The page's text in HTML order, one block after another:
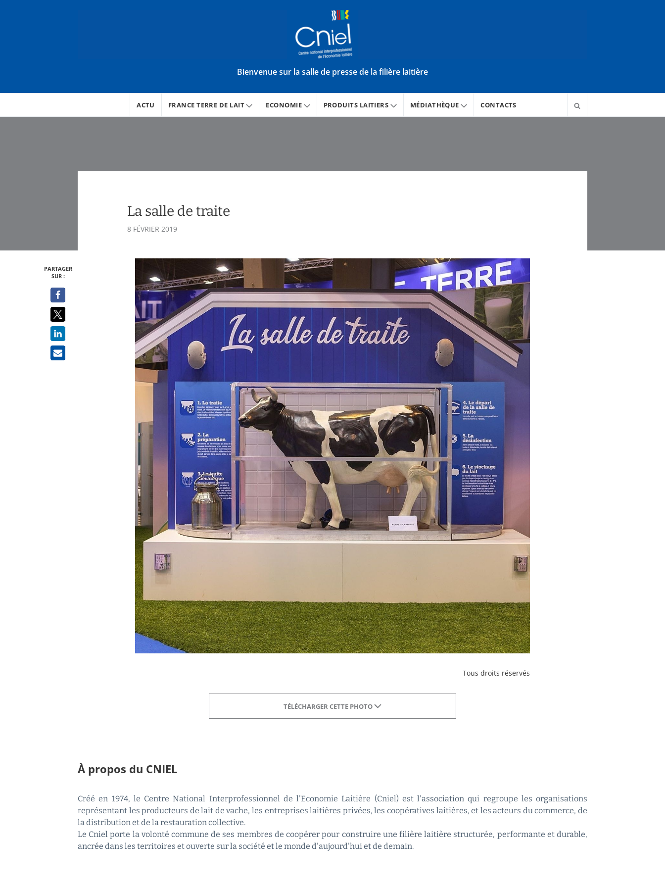
Bienvenue sur la salle de presse de la filière laitière
ACTU FRANCE TERRE DE LAIT ECONOMIE PRODUITS LAITIERS MÉDIATHÈQUE CONTACTS
La salle de traite
8 FÉVRIER 2019
PARTAGER
SUR :
Tous droits réservés
TÉLÉCHARGER CETTE PHOTO
À propos du CNIEL
Créé en 1974, le Centre National Interprofessionnel de l'Economie Laitière (Cniel) est l'association qui regroupe les organisations
représentant les producteurs de lait de vache, les entreprises laitières privées, les coopératives laitières, et les acteurs du commerce, de
la distribution et de la restauration collective.
Le Cniel porte la volonté commune de ses membres de coopérer pour construire une filière laitière structurée, performante et durable,
ancrée dans les territoires et ouverte sur la société et le monde d'aujourd'hui et de demain.